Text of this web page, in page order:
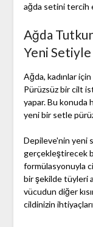
ağda setini tercih
Ağda
Yeni
Ağda, kadınlar
Pürüzsüz bir cilt
yapar. Bu konuda
yeni bir setle
Depileve'nin yeni
gerçekleştirecek
formülasyonuyla
bir şekilde tüyleri
vücudun diğer
cildinizin